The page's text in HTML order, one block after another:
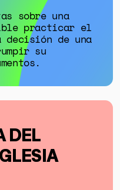
sobre una
practicar el
de una
su
DEL